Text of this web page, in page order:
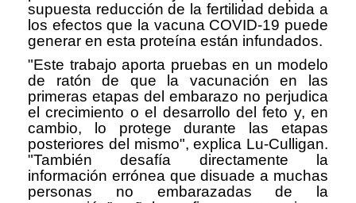
supuesta reducción de la fertilidad debida a
los efectos que la vacuna COVID-19 puede
generar en esta proteína están infundados.
"Este trabajo aporta pruebas en un modelo
de ratón de que la vacunación en las
primeras etapas del embarazo no perjudica
el crecimiento o el desarrollo del feto y, en
cambio, lo protege durante las etapas
posteriores del mismo", explica Lu-Culligan.
"También desafía directamente la
información errónea que disuade a muchas
personas no embarazadas de la